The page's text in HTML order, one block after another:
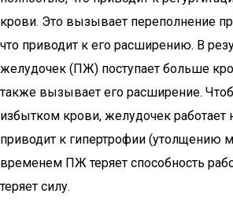
крови. Это вызывает переполнение
что приводит к его расширению. В
желудочек (ПЖ) поступает больше
также вызывает его расширение.
избытком крови, желудочек работает
приводит к гипертрофии (утолщению
временем ПЖ теряет способность
теряет силу.